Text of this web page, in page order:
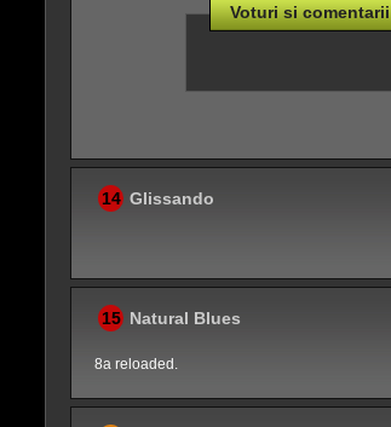
Voturi si comentarii
14 Glissando
15 Natural Blues
8a reloaded.